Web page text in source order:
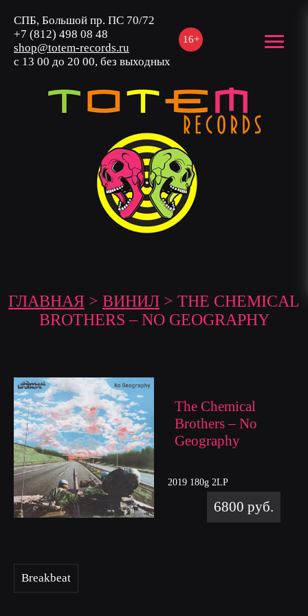
16+
СПБ, Большой пр. ПС 70/72
+7 (812) 498 08 48
shop@totem-records.ru
с 13 00 до 20 00, без выходных
ГЛАВНАЯ > ВИНИЛ > THE CHEMICAL
BROTHERS – NO GEOGRAPHY
The Chemical
Brothers – No
Geography
2019 180g 2LP
6800 руб.
Breakbeat